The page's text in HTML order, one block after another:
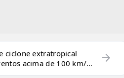
ciclone extratropical
acima de 100 km/h
arrow_forward